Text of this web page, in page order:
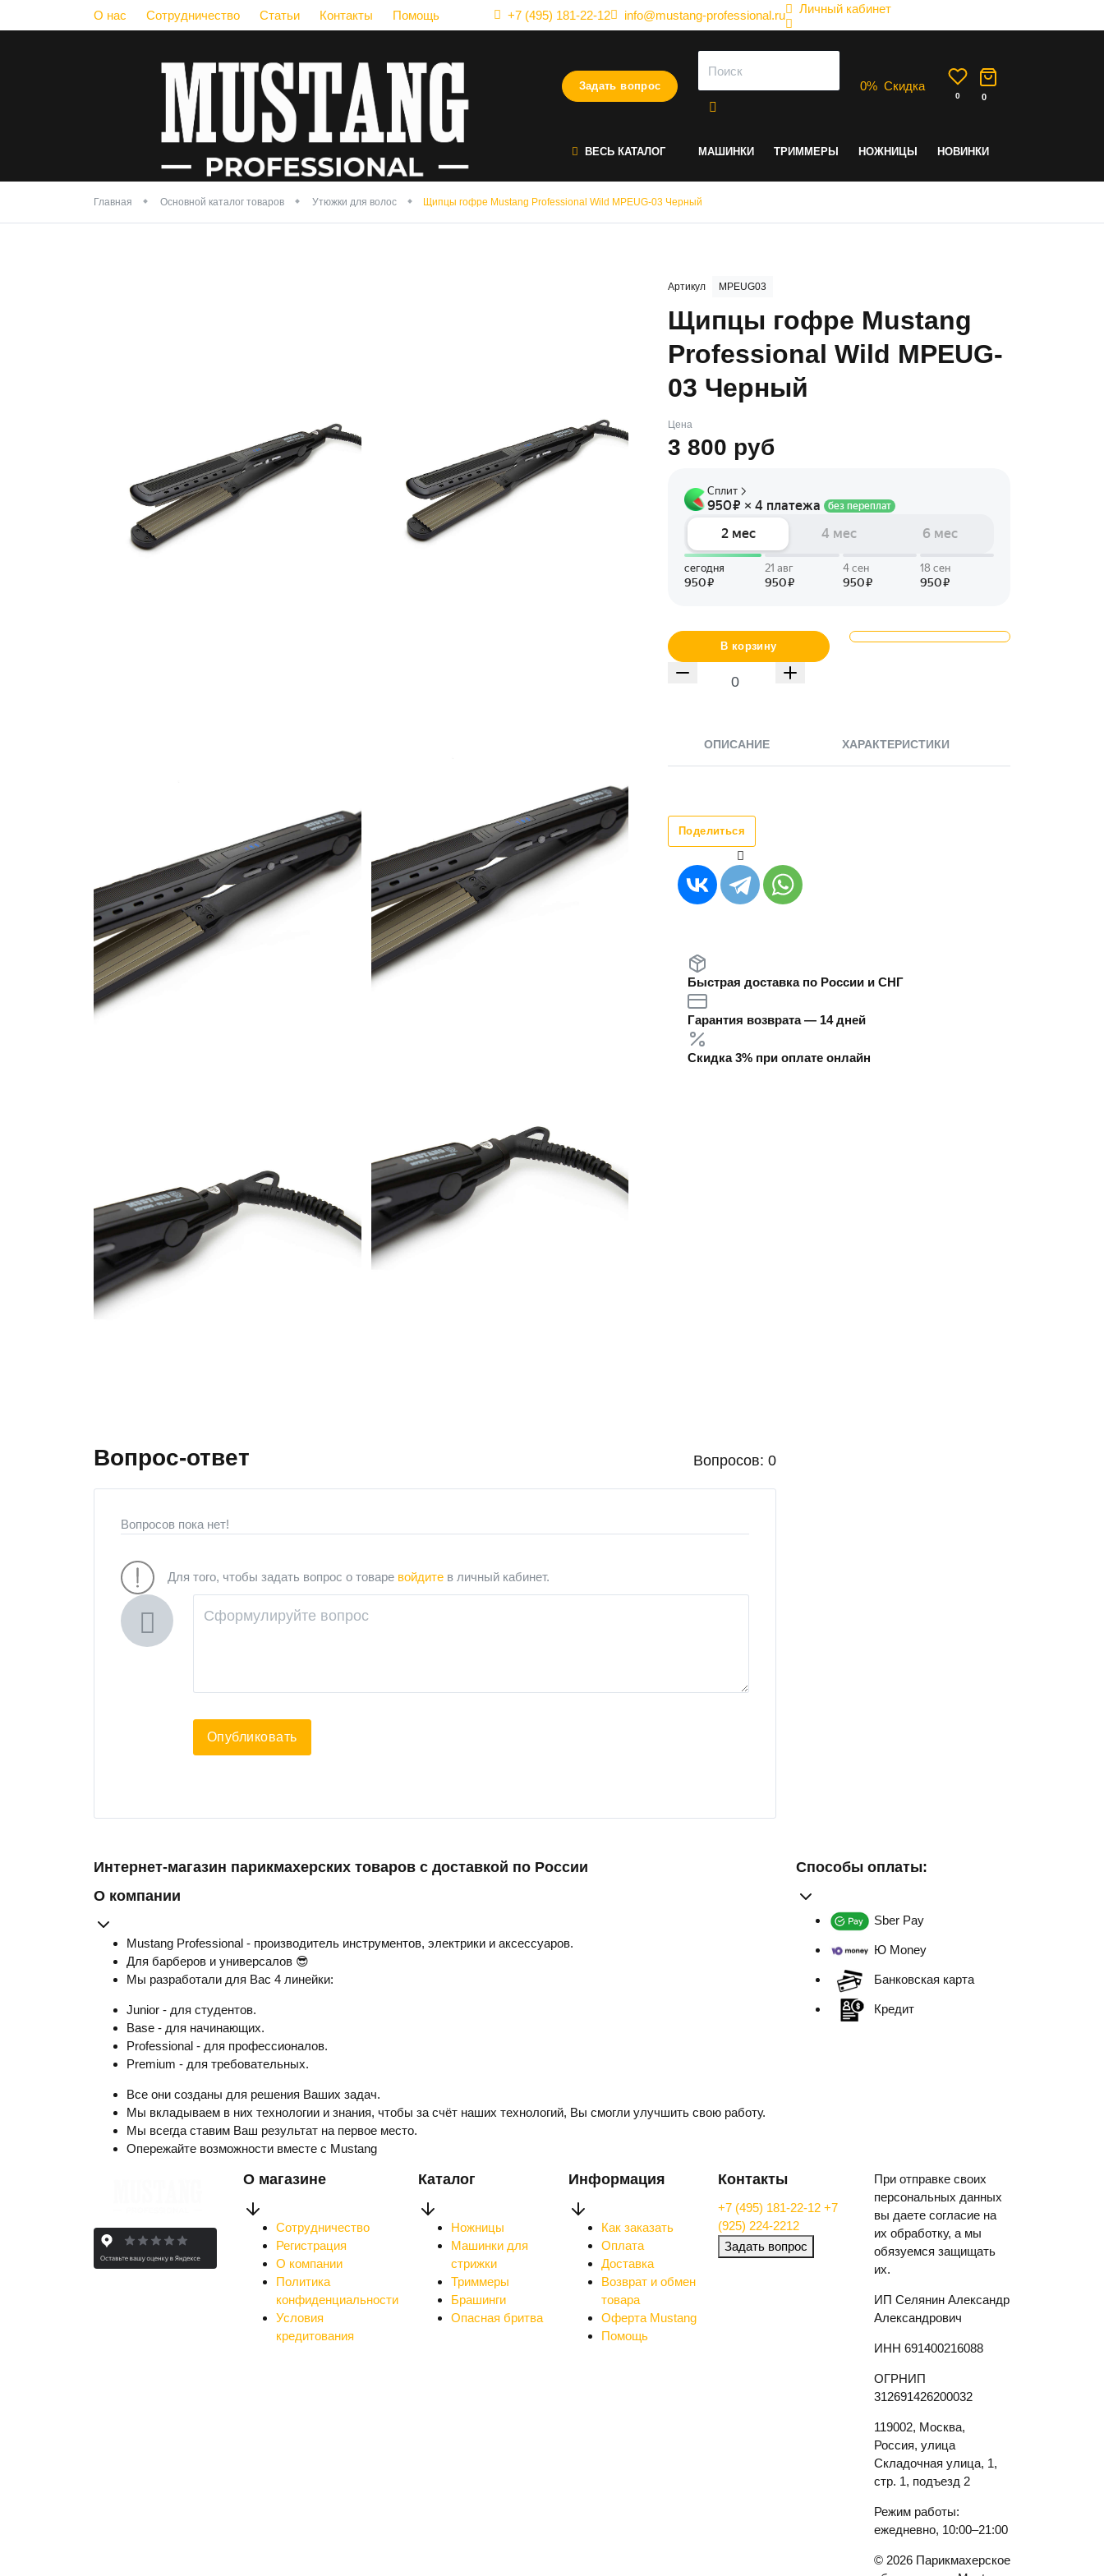
О нас Сотрудничество Статьи Контакты Помощь +7 (495) 181-22-12 info@mustang-professional.ru Личный кабинет
Задать вопрос 0% Скидка
0 0
ВЕСЬ КАТАЛОГ МАШИНКИ ТРИММЕРЫ НОЖНИЦЫ НОВИНКИ
Главная Основной каталог товаров Утюжки для волос Щипцы гофре Mustang Professional Wild MPEUG-03 Черный
Артикул MPEUG03
Щипцы гофре Mustang
Professional Wild MPEUG-
03 Черный
Цена
3 800 руб
В корзину
ОПИСАНИЕ ХАРАКТЕРИСТИКИ
Поделиться
Быстрая доставка по России и СНГ
Гарантия возврата — 14 дней
Скидка 3% при оплате онлайн
Вопрос-ответ Вопросов: 0
Вопросов пока нет!
Для того, чтобы задать вопрос о товаре войдите в личный кабинет.
Опубликовать
Интернет-магазин парикмахерских товаров с доставкой по России
О компании
Mustang Professional - производитель инструментов, электрики и аксессуаров.
Для барберов и универсалов 😎
Мы разработали для Вас 4 линейки:
Junior - для студентов.
Base - для начинающих.
Professional - для профессионалов.
Premium - для требовательных.
Все они созданы для решения Ваших задач.
Мы вкладываем в них технологии и знания, чтобы за счёт наших технологий, Вы смогли улучшить свою работу.
Мы всегда ставим Ваш результат на первое место.
Опережайте возможности вместе с Mustang
Способы оплаты:
Sber Pay
Ю Money
Банковская карта
Кредит
О магазине
Сотрудничество
Регистрация
О компании
Политика
конфиденциальности
Условия
кредитования
Каталог
Ножницы
Машинки для
стрижки
Триммеры
Брашинги
Опасная бритва
Информация
Как заказать
Оплата
Доставка
Возврат и обмен
товара
Оферта Mustang
Помощь
Контакты
+7 (495) 181-22-12 +7
(925) 224-2212
Задать вопрос
При отправке своих
персональных данных
вы даете согласие на
их обработку, а мы
обязуемся защищать
их.
ИП Селянин Александр
Александрович
ИНН 691400216088
ОГРНИП
312691426200032
119002, Москва,
Россия, улица
Складочная улица, 1,
стр. 1, подъезд 2
Режим работы:
ежедневно, 10:00–21:00
© 2026 Парикмахерское